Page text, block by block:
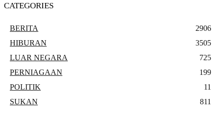
CATEGORIES
BERITA
2906
HIBURAN
3505
LUAR NEGARA
725
PERNIAGAAN
199
POLITIK
11
SUKAN
811